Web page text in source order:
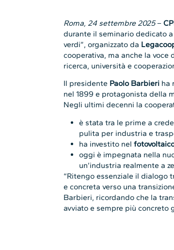
Roma, 24 settembre 2025–
durante il seminario dedicato
verdi”, organizzato da
cooperativa, ma anche la
ricerca, università e
Il presidente Paolo Barbieri ha
nel 1899 e protagonista della
Negli ultimi decenni la
è stata tra le prime a
pulita per industria e
ha investito nel
oggi è impegnata nella
un’industria realmente a
“Ritengo essenziale il dialogo
e concreta verso una
Barbieri, ricordando che la
avviato e sempre più concreto